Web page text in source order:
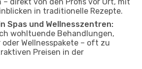
in traditionelle Rezepte.
Spas und Wellnesszentren:
wohltuende Behandlungen,
oder Wellnesspakete – oft zu
Preisen in der